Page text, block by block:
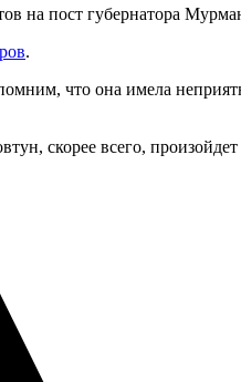
на пост губернатора
.
что она имела
скорее всего,